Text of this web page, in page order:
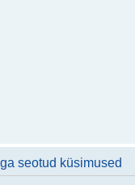
seotud küsimused